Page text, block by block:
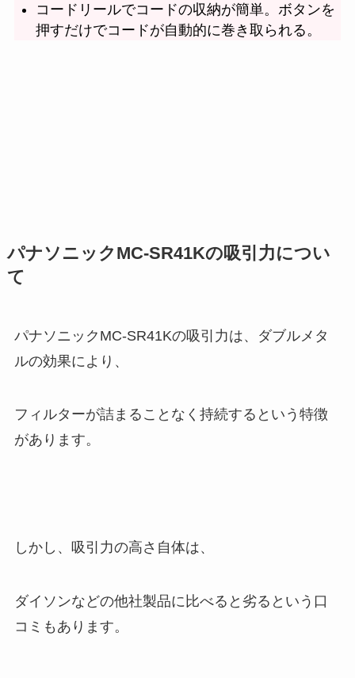
コードリールでコードの収納が簡単。ボタンを
押すだけでコードが自動的に巻き取られる。
パナソニックMC-SR41Kの吸引力につい
て
パナソニックMC-SR41Kの吸引力は、ダブルメタ
ルの効果により、
フィルターが詰まることなく持続するという特徴
があります。
しかし、吸引力の高さ自体は、
ダイソンなどの他社製品に比べると劣るという口
コミもあります。